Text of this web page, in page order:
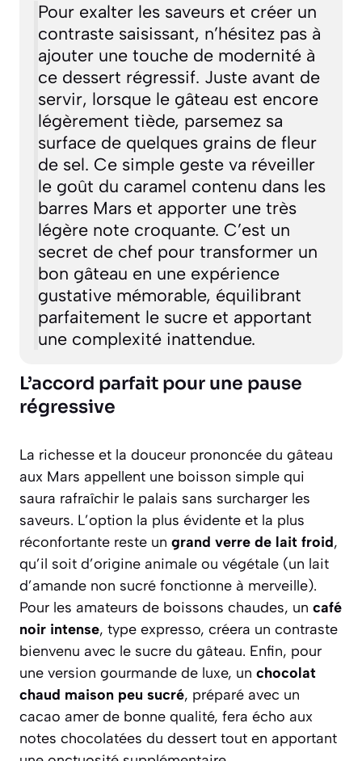
Pour exalter les saveurs et créer un
contraste saisissant, n’hésitez pas à
ajouter une touche de modernité à
ce dessert régressif. Juste avant de
servir, lorsque le gâteau est encore
légèrement tiède, parsemez sa
surface de quelques grains de fleur
de sel. Ce simple geste va réveiller
le goût du caramel contenu dans les
barres Mars et apporter une très
légère note croquante. C’est un
secret de chef pour transformer un
bon gâteau en une expérience
gustative mémorable, équilibrant
parfaitement le sucre et apportant
une complexité inattendue.
L’accord parfait pour une pause
régressive
La richesse et la douceur prononcée du gâteau
aux Mars appellent une boisson simple qui
saura rafraîchir le palais sans surcharger les
saveurs. L’option la plus évidente et la plus
réconfortante reste un grand verre de lait froid,
qu’il soit d’origine animale ou végétale (un lait
d’amande non sucré fonctionne à merveille).
Pour les amateurs de boissons chaudes, un café
noir intense, type expresso, créera un contraste
bienvenu avec le sucre du gâteau. Enfin, pour
une version gourmande de luxe, un chocolat
chaud maison peu sucré, préparé avec un
cacao amer de bonne qualité, fera écho aux
notes chocolatées du dessert tout en apportant